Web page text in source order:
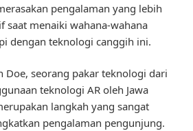
pengalaman yang lebih
saat menaiki wahana-wahana
dengan teknologi canggih ini.
Doe, seorang pakar teknologi dari
teknologi AR oleh Jawa
langkah yang sangat
pengalaman pengunjung.